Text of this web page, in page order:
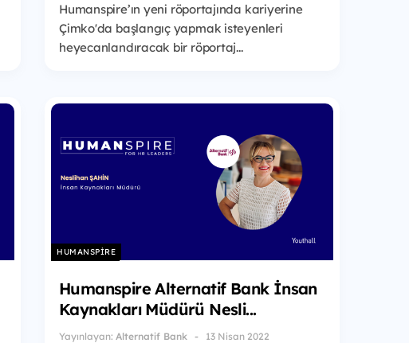
Humanspire’ın yeni röportajında kariyerine
Çimko'da başlangıç yapmak isteyenleri
heyecanlandıracak bir röportaj...
HUMANSPIRE
Humanspire Alternatif Bank İnsan
Kaynakları Müdürü Nesli...
Yayınlayan: Alternatif Bank 13 Nisan 2022